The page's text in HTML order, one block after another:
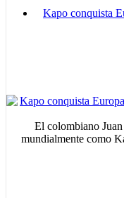
Kapo conquista
El colombiano
mundialmente como